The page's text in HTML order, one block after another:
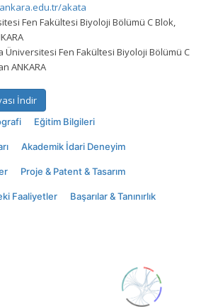
akata
Fen Fakültesi Biyoloji Bölümü C Blok,
Üniversitesi Fen Fakültesi Biyoloji Bölümü C
ANKARA
İndir
Eğitim Bilgileri
Akademik İdari Deneyim
Proje & Patent & Tasarım
Faaliyetler Başarılar & Tanınırlık